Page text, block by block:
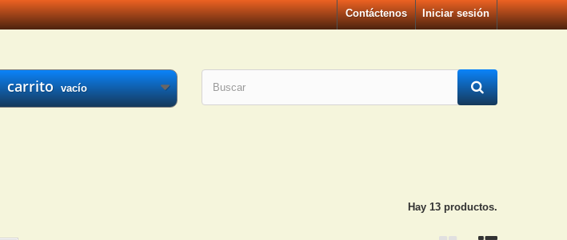
Iniciar sesión
Contáctenos
carrito vacío
Hay 13 productos.